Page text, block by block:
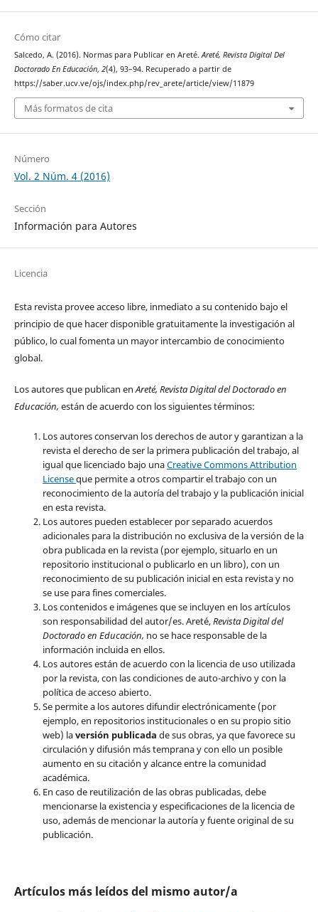
Cómo citar
Salcedo, A. (2016). Normas para Publicar en Areté.Areté, Revista Digital Del
Doctorado En Educación, 2(4), 93–94. Recuperado a partir de
https://saber.ucv.ve/ojs/index.php/rev_arete/article/view/11879
Más formatos de cita
Número
Vol. 2 Núm. 4 (2016)
Sección
Información para Autores
Licencia
Esta revista provee acceso libre, inmediato a su contenido bajo el
principio de que hacer disponible gratuitamente la investigación al
público, lo cual fomenta un mayor intercambio de conocimiento
global.
Los autores que publican enAreté, Revista Digital del Doctorado en
Educación, están de acuerdo con los siguientes términos:
Los autores conservan los derechos de autor y garantizan a la
revista el derecho de ser la primera publicación del trabajo, al
igual que licenciado bajo unaCreative Commons Attribution
Licenseque permite a otros compartir el trabajo con un
reconocimiento de la autoría del trabajo y la publicación inicial
en esta revista.
Los autores pueden establecer por separado acuerdos
adicionales para la distribución no exclusiva de la versión de la
obra publicada en la revista (por ejemplo, situarlo en un
repositorio institucional o publicarlo en un libro), con un
reconocimiento de su publicación inicial en esta revista y no
se use para fines comerciales.
Los contenidos e imágenes que se incluyen en los artículos
son responsabilidad del autor/es. Areté,Revista Digital del
Doctorado en Educación, no se hace responsable de la
información incluida en ellos.
Los autores están de acuerdo con la licencia de uso utilizada
por la revista, con las condiciones de auto-archivo y con la
política de acceso abierto.
Se permite a los autores difundir electrónicamente (por
ejemplo, en repositorios institucionales o en su propio sitio
web) laversión publicada de sus obras, ya que favorece su
circulación y difusión más temprana y con ello un posible
aumento en su citación y alcance entre la comunidad
académica.
En caso de reutilización de las obras publicadas, debe
mencionarse la existencia y especificaciones de la licencia de
uso, además de mencionar la autoría y fuente original de su
publicación.
Artículos más leídos del mismo autor/a